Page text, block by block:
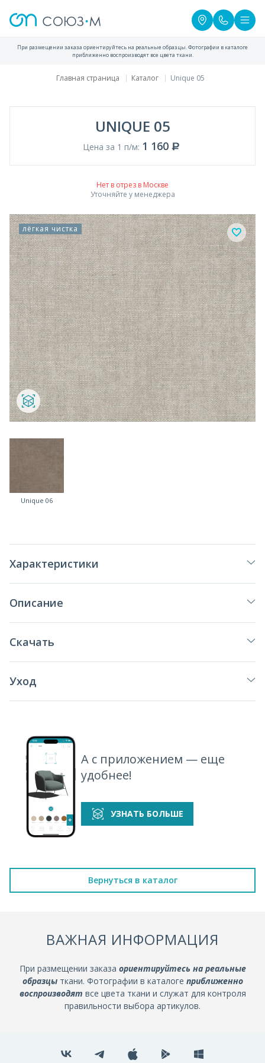
При размещении заказа ориентируйтесь на реальные образцы. Фотографии в каталоге
приближенно воспроизводят все цвета ткани.
Главная страница Каталог Unique 05
UNIQUE 05
Цена за 1 п/м: 1 160
Нет в отрез в Москве
Уточняйте у менеджера
лёгкая чистка
Unique 06
Характеристики
Описание
Скачать
Уход
А с приложением — еще
удобнее!
УЗНАТЬ БОЛЬШЕ
Вернуться в каталог
ВАЖНАЯ ИНФОРМАЦИЯ
При размещении заказа ориентируйтесь на реальные
образцыткани. Фотографии в каталоге приближенно
воспроизводят все цвета ткани и служат для контроля
правильности выбора артикулов.